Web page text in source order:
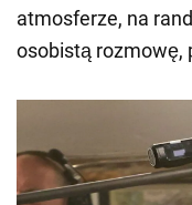
atmosferze, na
osobistą rozmowę,